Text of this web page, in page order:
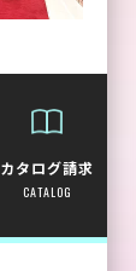
カタログ請求
CATALOG